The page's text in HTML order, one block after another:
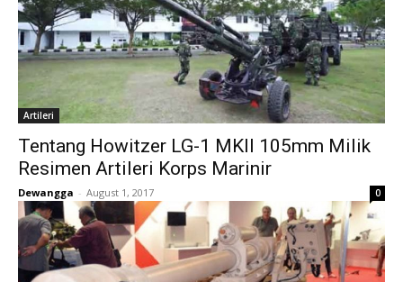
Artileri
Tentang Howitzer LG-1 MKII 105mm Milik
Resimen Artileri Korps Marinir
Dewangga - August 1, 2017 0